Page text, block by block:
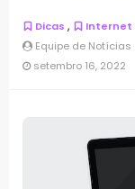
Dicas ,
Internet
Equipe de Notícias
setembro 16, 2022